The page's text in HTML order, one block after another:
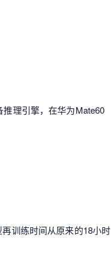
理引擎，在华为Mate60
训练时间从原来的18小时